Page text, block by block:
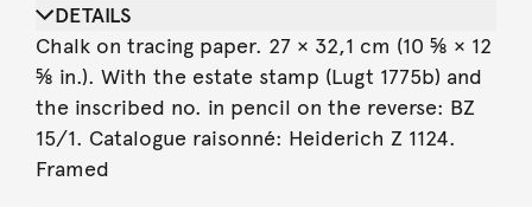
DETAILS
Chalk on tracing paper. 27 × 32,1 cm (10 ⅝ × 12
⅝ in.). With the estate stamp (Lugt 1775b) and
the inscribed no. in pencil on the reverse: BZ
15/1. Catalogue raisonné: Heiderich Z 1124.
Framed